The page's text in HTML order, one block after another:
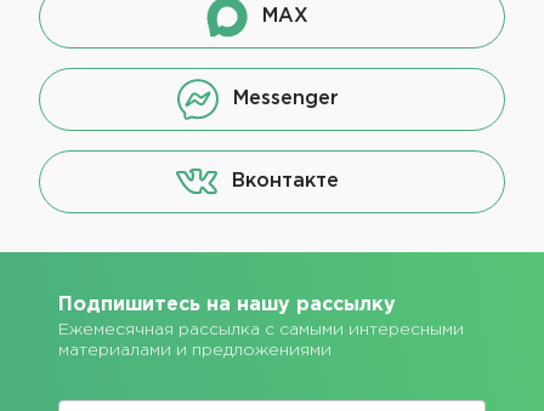
MAX
Messenger
Вконтакте
Подпишитесь на нашу рассылку
Ежемесячная рассылка с самыми интересными
материалами и предложениями